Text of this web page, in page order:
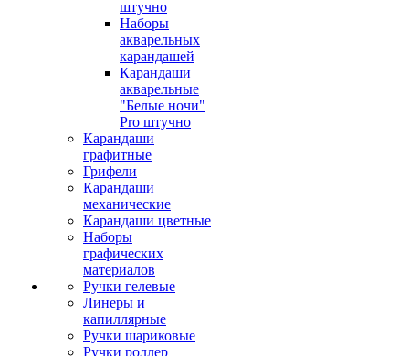
штучно
Наборы
акварельных
карандашей
Карандаши
акварельные
"Белые ночи"
Pro штучно
Карандаши
графитные
Грифели
Карандаши
механические
Карандаши цветные
Наборы
графических
материалов
Ручки гелевые
Линеры и
капиллярные
Ручки шариковые
Ручки роллер